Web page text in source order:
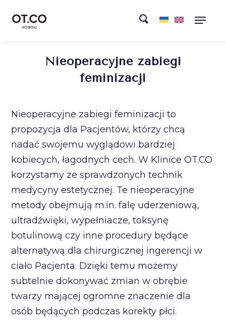
Nieoperacyjne zabiegi
feminizacji
Nieoperacyjne zabiegi feminizacji to
propozycja dla Pacjentów, którzy chcą
nadać swojemu wyglądowi bardziej
kobiecych, łagodnych cech. W Klinice OT.CO
korzystamy ze sprawdzonych technik
medycyny estetycznej. Te nieoperacyjne
metody obejmują m.in. falę uderzeniową,
ultradźwięki, wypełniacze, toksynę
botulinową czy inne procedury będące
alternatywą dla chirurgicznej ingerencji w
ciało Pacjenta. Dzięki temu możemy
subtelnie dokonywać zmian w obrębie
twarzy mającej ogromne znaczenie dla
osób będących podczas korekty płci.